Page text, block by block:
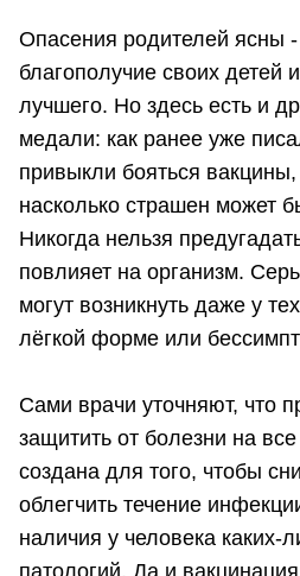
Опасения родителей ясны
благополучие своих детей
лучшего. Но здесь есть и
медали: как ранее уже
привыкли бояться
насколько страшен может
Никогда нельзя
повлияет на организм.
могут возникнуть даже у
лёгкой форме или
Сами врачи уточняют, что
защитить от болезни на
создана для того, чтобы
облегчить течение
наличия у человека каких-
патологий. Да и